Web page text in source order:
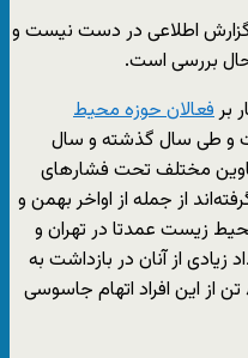
گزارش اطلاعی در دست نیست و
حال بررسی است.
برفعالان حوزه محیط
و طی سال گذشته و سال
مختلف تحت فشارهای
از جمله از اواخر بهمن و
فعالان محیط زیست عمدتا در تهران و
از آنان در بازداشت به
سر می‌برند. از اتهامات مطروحه علیه ۸ تن از این افراد اتهام جاسوسی